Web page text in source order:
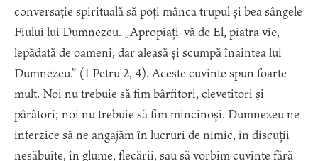
conversație spirituală să poți mânca trupul și bea sângele
Fiului lui Dumnezeu. „Apropiați-vă de El, piatra vie,
lepădată de oameni, dar aleasă și scumpă înaintea lui
Dumnezeu.” (1 Petru 2, 4). Aceste cuvinte spun foarte
mult. Noi nu trebuie să fim bârfitori, clevetitori și
pârâtori; noi nu trebuie să fim mincinoși. Dumnezeu ne
interzice să ne angajăm în lucruri de nimic, în discuții
nesăbuite, în glume, flecării, sau să vorbim cuvinte fără